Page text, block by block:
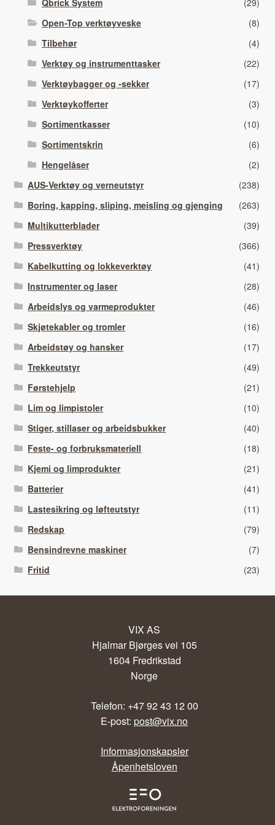
Open-Top verktøyveske
(8)
Tilbehør
(4)
Verktøy og instrumenttasker
(22)
Verktøybagger og -sekker
(17)
Verktøykofferter
(3)
Sortimentkasser
(10)
Sortimentskrin
(6)
Hengelåser
(2)
AUS-Verktøy og verneutstyr
(238)
Boring, kapping, sliping, meisling og gjenging
(263)
Multikutterblader
(39)
Pressverktøy
(366)
Kabelkutting og lokkeverktøy
(41)
Instrumenter og laser
(28)
Arbeidslys og varmeprodukter
(46)
Skjøtekabler og tromler
(16)
Arbeidstøy og hansker
(17)
Trekkeutstyr
(49)
Førstehjelp
(21)
Lim og limpistoler
(10)
Stiger, stillaser og arbeidsbukker
(40)
Feste- og forbruksmateriell
(18)
Kjemi og limprodukter
(21)
Batterier
(41)
Lastesikring og løfteutstyr
(11)
Redskap
(79)
Bensindrevne maskiner
(7)
Fritid
(23)
VIX AS
Hjalmar Bjørges vei 105
1604 Fredrikstad
Norge
Telefon: +47 92 43 12 00
E-post:post@vix.no
Informasjonskapsler
Åpenhetsloven